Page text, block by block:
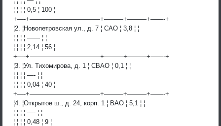
¦ ¦ ¦ ¦ 0,5 ¦ 100 ¦
+—-+———————————+———+———+——-+
¦2. ¦Новопетровская ул., д. 7 ¦ САО ¦ 3,8 ¦ ¦
¦ ¦ ¦ ¦ —— ¦ ¦
¦ ¦ ¦ ¦ 2,14 ¦ 56 ¦
+—-+———————————+———+———+——-+
¦3. ¦Ул. Тихомирова, д. 1 ¦ СВАО ¦ 0,1 ¦ ¦
¦ ¦ ¦ ¦ —- ¦ ¦
¦ ¦ ¦ ¦ 0,04 ¦ 40 ¦
+—-+———————————+———+———+——-+
¦4. ¦Открытое ш., д. 24, корп. 1 ¦ ВАО ¦ 5,1 ¦ ¦
¦ ¦ ¦ ¦ —- ¦ ¦
¦ ¦ ¦ ¦ 0,48 ¦ 9 ¦